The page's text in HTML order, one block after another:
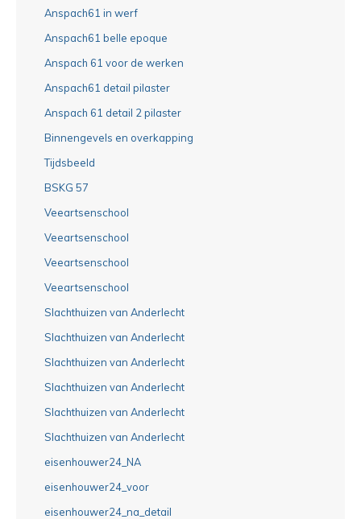
Anspach61 in werf
Anspach61 belle epoque
Anspach 61 voor de werken
Anspach61 detail pilaster
Anspach 61 detail 2 pilaster
Binnengevels en overkapping
Tijdsbeeld
BSKG 57
Veeartsenschool
Veeartsenschool
Veeartsenschool
Veeartsenschool
Slachthuizen van Anderlecht
Slachthuizen van Anderlecht
Slachthuizen van Anderlecht
Slachthuizen van Anderlecht
Slachthuizen van Anderlecht
Slachthuizen van Anderlecht
eisenhouwer24_NA
eisenhouwer24_voor
eisenhouwer24_na_detail